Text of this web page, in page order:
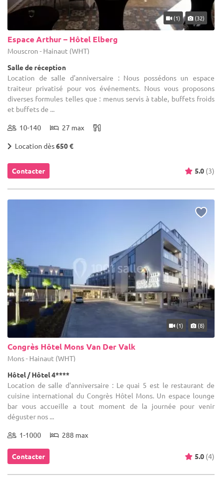
(1) (32)
Espace Arthur – Hôtel Elberg
Mouscron - Hainaut (WHT)
Salle de réception
Location de salle d'anniversaire : Nous possédons un espace
traiteur privatisé pour vos événements. Nous vous proposons
diverses formules telles que : menus servis à table, buffets froids
et buffets de ...
10-140 27 max
Location dès650 €
Contacter 5.0 (3)
(1) (8)
Congrès Hôtel Mons Van Der Valk
Mons - Hainaut (WHT)
Hôtel / Hôtel 4****
Location de salle d'anniversaire : Le quai 5 est le restaurant de
cuisine international du Congrès Hôtel Mons. Un espace lounge
bar vous accueille a tout moment de la journée pour venir
déguster nos ...
1-1000 288 max
Contacter 5.0 (4)